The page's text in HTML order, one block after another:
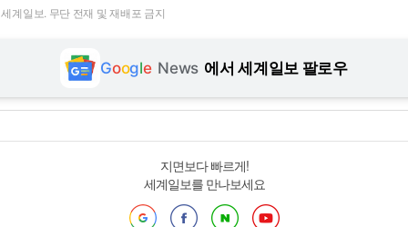
계일보. 무단 전재 및 재배포 금지
Google News 에서 세계일보 팔로우
지면보다 빠르게!
세계일보를 만나보세요